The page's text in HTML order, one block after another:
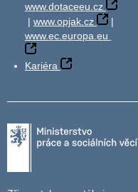
www.dotaceeu.cz
| www.opjak.cz
|
www.ec.europa.eu
Kariéra